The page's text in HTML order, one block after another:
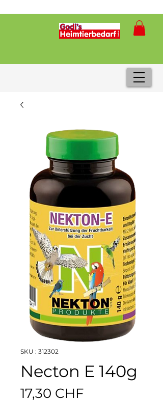
SKU : 312302
Necton E 140g
17,30 CHFPrix